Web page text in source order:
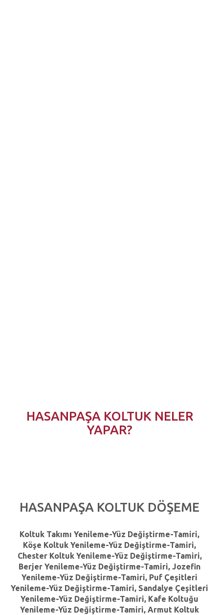
HASANPAŞA KOLTUK NELER
YAPAR?
HASANPAŞA KOLTUK DÖŞEME
Koltuk Takımı Yenileme-Yüz Değiştirme-Tamiri,
Köşe Koltuk Yenileme-Yüz Değiştirme-Tamiri,
Chester Koltuk Yenileme-Yüz Değiştirme-Tamiri,
Berjer Yenileme-Yüz Değiştirme-Tamiri, Jozefin
Yenileme-Yüz Değiştirme-Tamiri, Puf Çeşitleri
Yenileme-Yüz Değiştirme-Tamiri, Sandalye Çeşitleri
Yenileme-Yüz Değiştirme-Tamiri, Kafe Koltuğu
Yenileme-Yüz Değiştirme-Tamiri, Armut Koltuk